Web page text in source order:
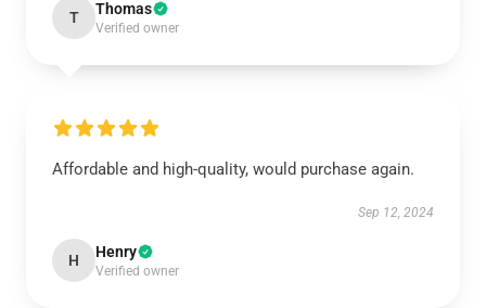
T Thomas
Verified owner
Affordable and high-quality, would purchase again.
Sep 12, 2024
H Henry
Verified owner